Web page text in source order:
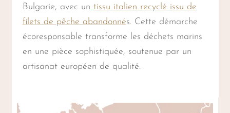
Bulgarie, avec un tissu italien recyclé issu de
filets de pêche abandonnés. Cette démarche
écoresponsable transforme les déchets marins
en une pièce sophistiquée, soutenue par un
artisanat européen de qualité.